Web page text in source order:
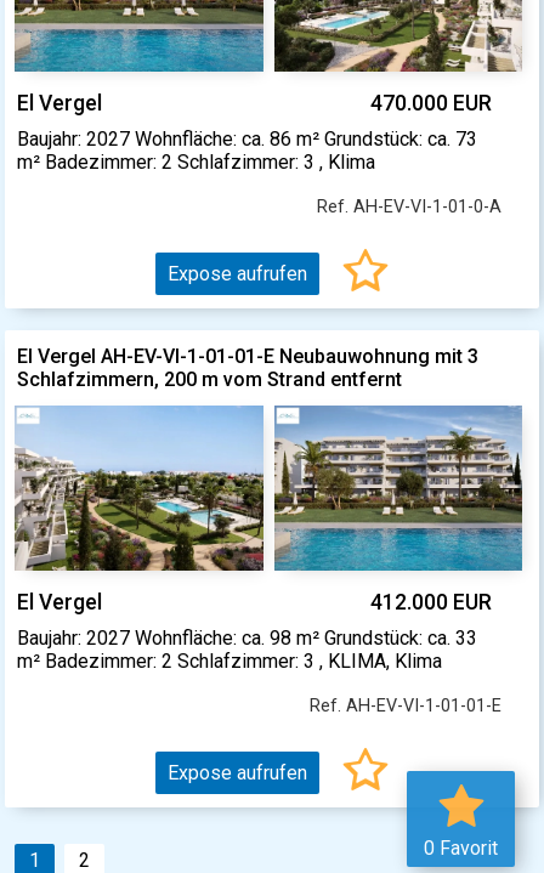
El Vergel 470.000 EUR
Baujahr: 2027 Wohnfläche: ca. 86 m² Grundstück: ca. 73
m² Badezimmer: 2 Schlafzimmer: 3 , Klima
Ref. AH-EV-VI-1-01-0-A
Expose aufrufen
El Vergel AH-EV-VI-1-01-01-E Neubauwohnung mit 3
Schlafzimmern, 200 m vom Strand entfernt
El Vergel 412.000 EUR
Baujahr: 2027 Wohnfläche: ca. 98 m² Grundstück: ca. 33
m² Badezimmer: 2 Schlafzimmer: 3 , KLIMA, Klima
Ref. AH-EV-VI-1-01-01-E
Expose aufrufen
1 2 0 Favorit